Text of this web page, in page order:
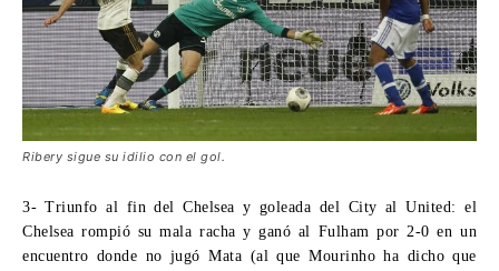
Ribery sigue su idilio con el gol.
3- Triunfo al fin del Chelsea y goleada del City al United: el
Chelsea rompió su mala racha y ganó al Fulham por 2-0 en un
encuentro donde no jugó Mata (al que Mourinho ha dicho que